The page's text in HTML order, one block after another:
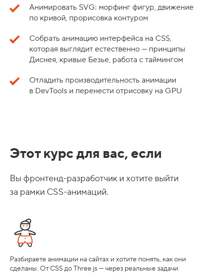
Анимировать SVG: морфинг фигур, движение
по кривой, прорисовка контуром
Собрать анимацию интерфейса на CSS,
которая выглядит естественно — принципы
Диснея, кривые Безье, работа с таймингом
Отладить производительность анимации
в DevTools и перенести отрисовку на GPU
Этот курс для вас, если
Вы фронтенд-разработчик и хотите выйти
за рамки CSS-анимаций.
Разбираете анимации на сайтах и хотите понять, как они
сделаны. От CSS до Three.js — через реальные задачи.